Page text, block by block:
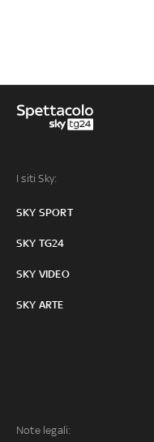
I siti Sky:
SKY SPORT
SKY TG24
SKY VIDEO
SKY ARTE
Note legali: